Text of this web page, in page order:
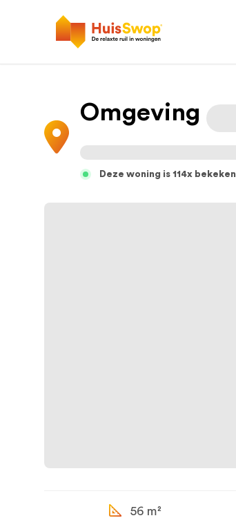
Omgeving
Deze woning is 114x bekeken
56 m²